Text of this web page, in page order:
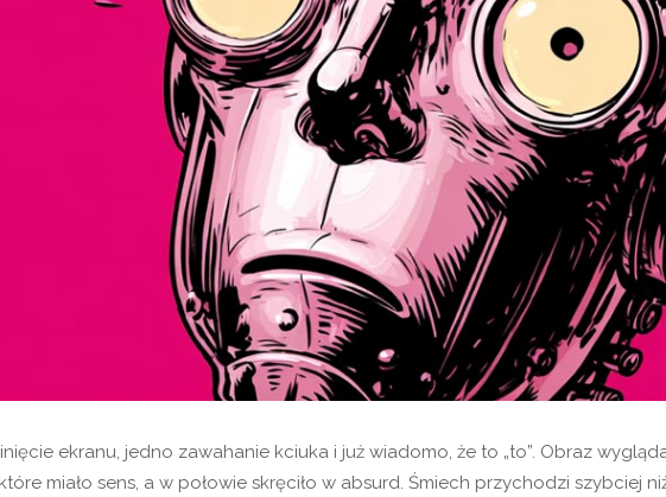
ekranu, jedno zawahanie kciuka i już wiadomo, że to „to”. Obraz
miało sens, a w połowie skręciło w absurd. Śmiech przychodzi szybciej